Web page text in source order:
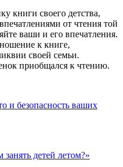
книги своего детства,
от чтения той
ваши и его впечатления.
к книге,
своей семьи.
приобщался к чтению.
и безопасность ваших
детей летом?»